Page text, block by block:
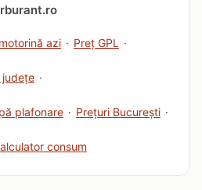
azi · Preț GPL ·
județe ·
plafonare · Prețuri București ·
consum